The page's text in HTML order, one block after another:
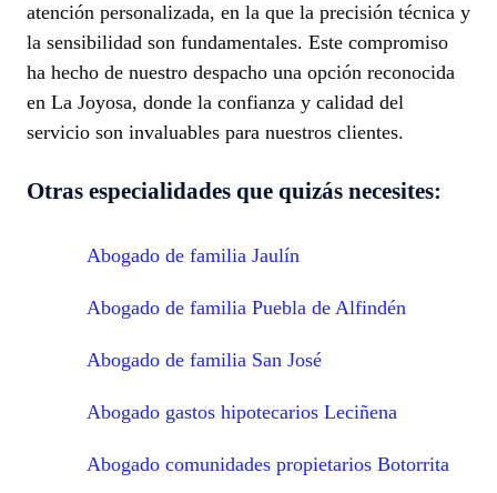
atención personalizada, en la que la precisión técnica y
la sensibilidad son fundamentales. Este compromiso
ha hecho de nuestro despacho una opción reconocida
en La Joyosa, donde la confianza y calidad del
servicio son invaluables para nuestros clientes.
Otras especialidades que quizás necesites:
Abogado de familia Jaulín
Abogado de familia Puebla de Alfindén
Abogado de familia San José
Abogado gastos hipotecarios Leciñena
Abogado comunidades propietarios Botorrita